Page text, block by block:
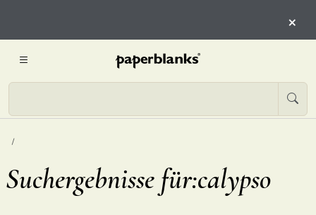
×
Suchergebnisse für:calypso